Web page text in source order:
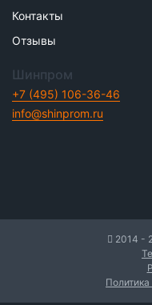
Контакты
Отзывы
Шинпром
+7 (495) 106-36-46
info@shinprom.ru
2014 -